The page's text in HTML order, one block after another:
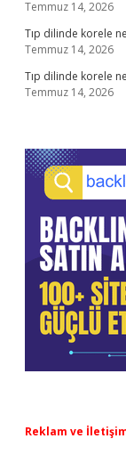
Temmuz 14, 2026
Tıp dilinde korele
Temmuz 14, 2026
Tıp dilinde korele
Temmuz 14, 2026
Reklam ve